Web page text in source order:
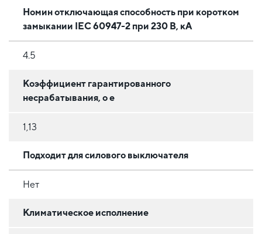
Номин отключающая способность при коротком
замыкании IEC 60947-2 при 230 В, кА
4.5
Коэффициент гарантированного
несрабатывания, o e
1,13
Подходит для силового выключателя
Нет
Климатическое исполнение